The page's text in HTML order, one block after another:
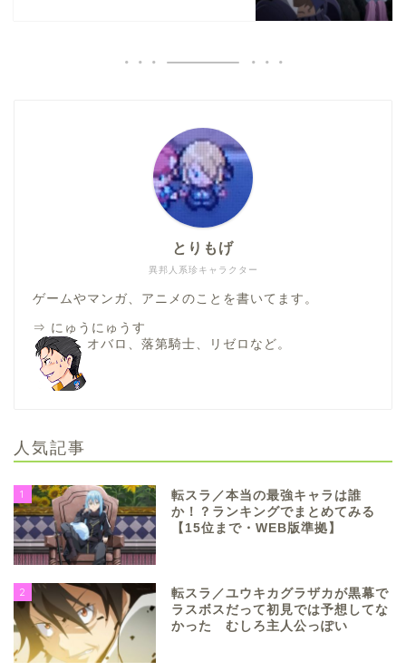
異邦人系珍キャラクター
とりもげ
ゲームやマンガ、アニメのことを書いてます。
⇒ にゅうにゅうす
オバロ、落第騎士、リゼロなど。
人気記事
1
転スラ／本当の最強キャラは誰
か！？ランキングでまとめてみる
【15位まで・WEB版準拠】
2
転スラ／ユウキカグラザカが黒幕で
ラスボスだって初見では予想してな
かった むしろ主人公っぽい